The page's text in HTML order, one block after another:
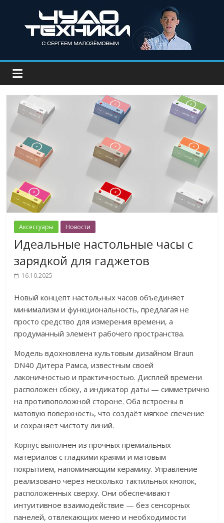
Аксессуары Новости
Идеальные настольные часы с
зарядкой для гаджетов
16.10.2025
Новый концепт настольных часов объединяет
минимализм и функциональность, предлагая не
просто средство для измерения времени, а
продуманный элемент рабочего пространства.
Модель вдохновлена культовым дизайном Braun
DN40 Дитера Рамса, известным своей
лаконичностью и практичностью. Дисплей времени
расположен сбоку, а индикатор даты — симметрично
на противоположной стороне. Оба встроены в
матовую поверхность, что создаёт мягкое свечение
и сохраняет чистоту линий.
Корпус выполнен из прочных премиальных
материалов с гладкими краями и матовым
покрытием, напоминающим керамику. Управление
реализовано через несколько тактильных кнопок,
расположенных сверху. Они обеспечивают
интуитивное взаимодействие — без сенсорных
панелей, отвлекающих меню и необходимости